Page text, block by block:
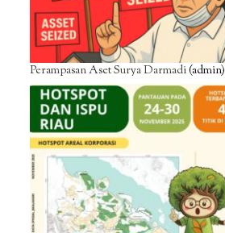
Perampasan Aset Surya Darmadi(admin)